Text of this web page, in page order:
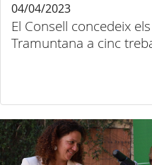
El Consell concedeix
Tramuntana a cinc
04/04/2023